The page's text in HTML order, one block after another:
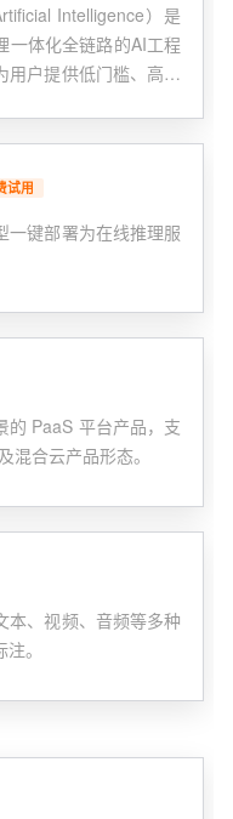
Intelligence）是
一体化全链路的AI工程
用户提供低门槛、高性
试用
一键部署为在线推理服
的 PaaS 平台产品，支
合云产品形态。
本、视频、音频等多种
。